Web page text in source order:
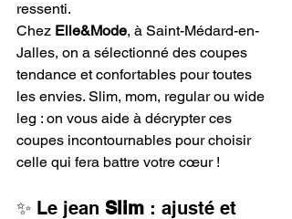
ressenti.
Chez Elle&Mode, à Saint-Médard-en-
Jalles, on a sélectionné des coupes
tendance et confortables pour toutes
les envies. Slim, mom, regular ou wide
leg : on vous aide à décrypter ces
coupes incontournables pour choisir
celle qui fera battre votre cœur !
✨ Le jean Slim : ajusté et